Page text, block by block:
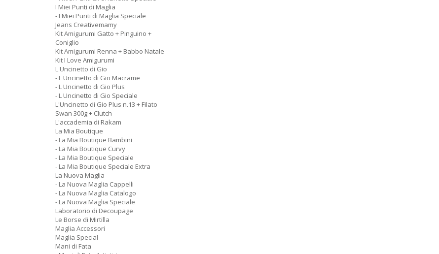
I Miei Punti di Maglia
- I Miei Punti di Maglia Speciale
Jeans Creativemamy
Kit Amigurumi Gatto + Pinguino +
Coniglio
Kit Amigurumi Renna + Babbo Natale
Kit I Love Amigurumi
L Uncinetto di Gio
- L Uncinetto di Gio Macrame
- L Uncinetto di Gio Plus
- L Uncinetto di Gio Speciale
L'Uncinetto di Gio Plus n.13 + Filato
Swan 300g + Clutch
L'accademia di Rakam
La Mia Boutique
- La Mia Boutique Bambini
- La Mia Boutique Curvy
- La Mia Boutique Speciale
- La Mia Boutique Speciale Extra
La Nuova Maglia
- La Nuova Maglia Cappelli
- La Nuova Maglia Catalogo
- La Nuova Maglia Speciale
Laboratorio di Decoupage
Le Borse di Mirtilla
Maglia Accessori
Maglia Special
Mani di Fata